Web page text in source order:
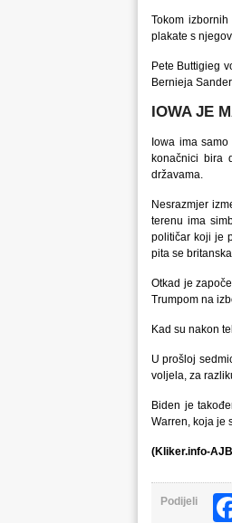
Tokom
plakate s
Pete Buttigieg
Bernieja
IOWA JE
Iowa ima
konačnici bira
državama.
Nesrazmjer
terenu ima
političar koji je
pita se
Otkad je
Trumpom na
Kad su nakon
U prošloj
voljela, za
Biden je
Warren, koja je
(Kliker.info-
Podijeli